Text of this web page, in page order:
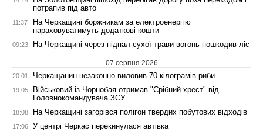
потрапив під авто
11:37
На Черкащині боржникам за електроенергію
нараховуватимуть додаткові кошти
09:23 На Черкащині через підпал сухої трави вогонь пошкодив ліс
07 серпня 2026
20:01 Черкащанин незаконно виловив 70 кілограмів риби
19:05
Військовий із Чорнобая отримав "Срібний хрест" від
Головнокомандувача ЗСУ
18:08 На Черкащині загорівся полігон твердих побутових відходів
17:06 У центрі Черкас перекинулася автівка